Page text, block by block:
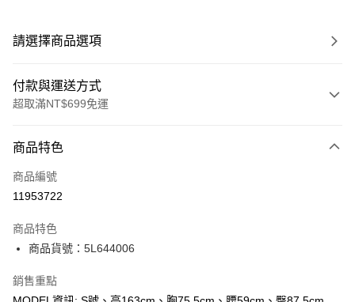
請選擇商品選項
付款與運送方式
超取滿NT$699免運
信用卡一次付款
超商取貨付款
Apple Pay
Google Pay
商品特色
商品編號
11953722
商品特色
商品貨號：5L644006
銷售重點